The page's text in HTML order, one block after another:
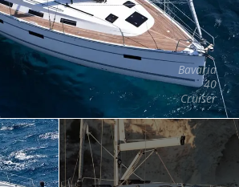
Bavaria
40
Cruiser